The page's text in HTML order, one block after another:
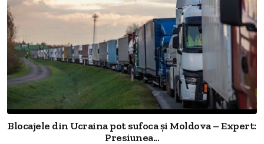
Blocajele din Ucraina pot sufoca și Moldova – Expert:
Presiunea...